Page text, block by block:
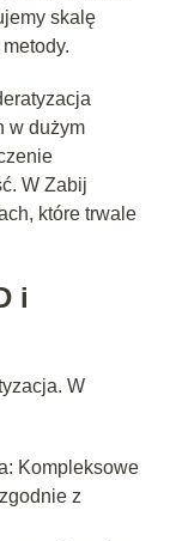
skalę
w dużym
W Zabij
które trwale
i
W
Kompleksowe
z